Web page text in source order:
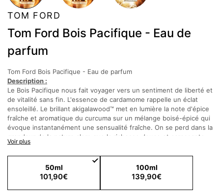
TOM FORD
Tom Ford Bois Pacifique - Eau de
parfum
Tom Ford Bois Pacifique - Eau de parfum
Description :
Le Bois Pacifique nous fait voyager vers un sentiment de liberté et
de vitalité sans fin. L'essence de cardamome rappelle un éclat
ensoleillé. Le brillant akigalawood™ met en lumière la note d'épice
fraîche et aromatique du curcuma sur un mélange boisé-épicé qui
évoque instantanément une sensualité fraîche. On se perd dans la
grandeur de la nature alors que la richesse douce et caressante
de l'essence d'oliban et du beurre d'orris traverse le parfum. Les
facettes de bois de santal, de cèdre et de chêne composent la
forêt de Bois Pacifique - une présence stupéfiante de bois
majestueux illuminés par des traînées de lumière solaire
impressionnante qui émanent d'un horizon prometteur.
Voir plus
50ml
101,90€
100ml
139,90€